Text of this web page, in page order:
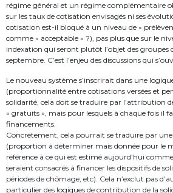
régime général et un régime complémentaire
sur les taux de cotisation envisagés ni ses
cotisation est-il bloqué à un niveau de «
comme « acceptable » ?), pas plus que sur le
indexation qui seront plutôt l’objet des groupes
septembre. C’est l’enjeu des discussions qui
Le nouveau système s’inscrirait dans une
(proportionnalité entre cotisations versées et
solidarité, cela doit se traduire par l’attribution
« gratuits », mais pour lesquels à chaque fois il
financements.
Concrètement, cela pourrait se traduire par
(proportion à déterminer mais donnée pour le
référence à ce qui est estimé aujourd’hui
seraient consacrés à financer les dispositifs de
périodes de chômage, etc). Cela n’exclut pas
particulier des logiques de contribution de la